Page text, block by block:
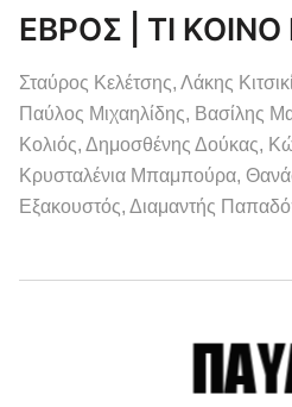
ΕΒΡΟΣ | ΤΙ
Σταύρος Κελέτσης, Λάκης
Παύλος Μιχαηλίδης, Βασίλης
Κολιός, Δημοσθένης Δούκας,
Κρυσταλένια Μπαμπούρα,
Εξακουστός, Διαμαντής